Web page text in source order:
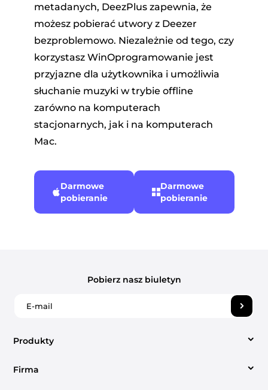
metadanych, DeezPlus zapewnia, że ​​
możesz pobierać utwory z Deezer
bezproblemowo. Niezależnie od tego, czy
korzystasz WinOprogramowanie jest
przyjazne dla użytkownika i umożliwia
słuchanie muzyki w trybie offline
zarówno na komputerach
stacjonarnych, jak i na komputerach
Mac.
Darmowe
pobieranie
Darmowe
pobieranie
Produkty
Firma
Pobierz nasz biuletyn